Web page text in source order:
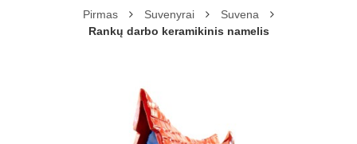
Pirmas Suvenyrai
Suvena
Rankų darbo keramikinis namelis